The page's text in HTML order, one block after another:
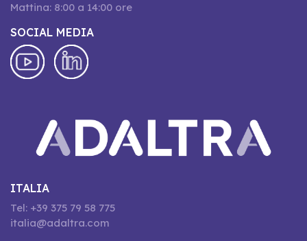
Mattina: 8:00 a 14:00 ore
SOCIAL MEDIA
ITALIA
Tel: +39 375 79 58 775
italia@adaltra.com